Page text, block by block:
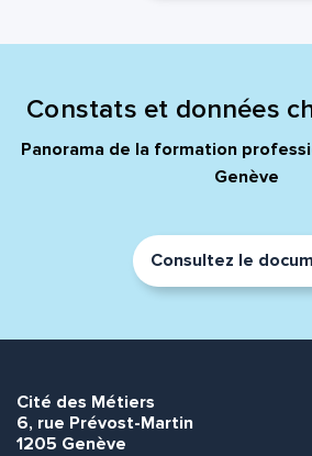
Constats et données
Panorama de la formation
Genève
Consultez le
Cité des Métiers
6, rue Prévost-Martin
1205 Genève